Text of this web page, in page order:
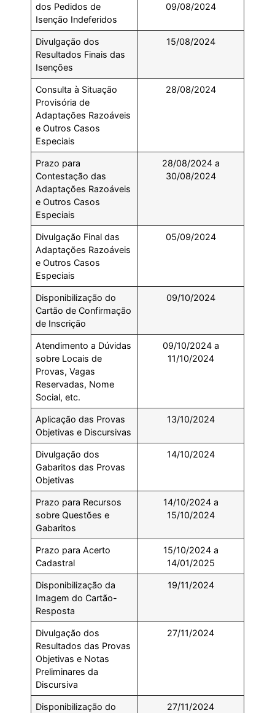
dos Pedidos de
Isenção Indeferidos
09/08/2024
Divulgação dos
Resultados Finais das
Isenções
15/08/2024
Consulta à Situação
Provisória de
Adaptações Razoáveis
e Outros Casos
Especiais
28/08/2024
Prazo para
Contestação das
Adaptações Razoáveis
e Outros Casos
Especiais
28/08/2024 a
30/08/2024
Divulgação Final das
Adaptações Razoáveis
e Outros Casos
Especiais
05/09/2024
Disponibilização do
Cartão de Confirmação
de Inscrição
09/10/2024
Atendimento a Dúvidas
sobre Locais de
Provas, Vagas
Reservadas, Nome
Social, etc.
09/10/2024 a
11/10/2024
Aplicação das Provas
Objetivas e Discursivas
13/10/2024
Divulgação dos
Gabaritos das Provas
Objetivas
14/10/2024
Prazo para Recursos
sobre Questões e
Gabaritos
14/10/2024 a
15/10/2024
Prazo para Acerto
Cadastral
15/10/2024 a
14/01/2025
Disponibilização da
Imagem do Cartão-
Resposta
19/11/2024
Divulgação dos
Resultados das Provas
Objetivas e Notas
Preliminares da
Discursiva
27/11/2024
Disponibilização do
27/11/2024